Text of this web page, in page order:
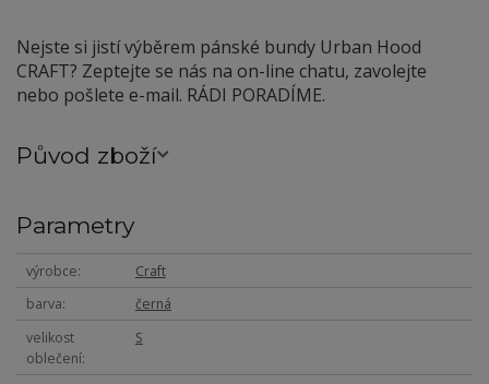
Nejste si jistí výběrem pánské bundy Urban Hood
CRAFT? Zeptejte se nás na on-line chatu, zavolejte
nebo pošlete e-mail. RÁDI PORADÍME.
Původ zboží
Parametry
výrobce
Craft
barva
černá
velikost
oblečení
S